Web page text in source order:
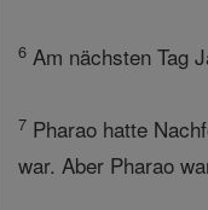
6 Am nächsten Tag
7 Pharao hatte
war. Aber Pharao